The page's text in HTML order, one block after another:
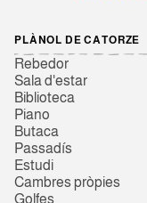
PLÀNOL DE CATORZE
Rebedor
Sala d'estar
Biblioteca
Piano
Butaca
Passadís
Estudi
Cambres pròpies
Golfes